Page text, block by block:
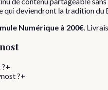
qui deviendront la tradition du
Numérique à 200€ .
+
?+